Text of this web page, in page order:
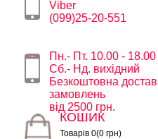
Viber
(099)25-20-551
Пн.- Пт. 10.00 - 18.00
Сб.- Нд. вихідний
Безкоштовна
замовлень
від 2500 грн.
КОШИК
Товарів 0(0 грн)